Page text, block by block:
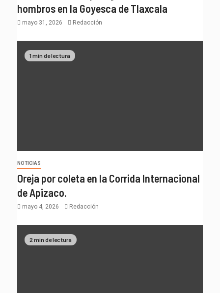
hombros en la Goyesca de Tlaxcala
mayo 31, 2026 Redacción
1 min de lectura
NOTICIAS
Oreja por coleta en la Corrida Internacional
de Apizaco.
mayo 4, 2026 Redacción
2 min de lectura